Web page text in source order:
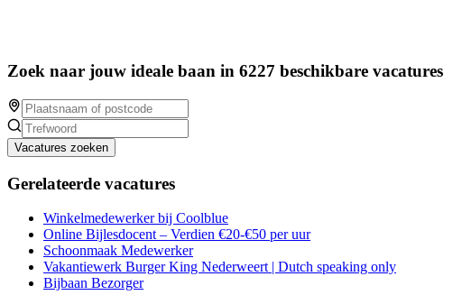
Zoek naar jouw ideale baan in 6227 beschikbare vacatures
Vacatures zoeken
Gerelateerde vacatures
Winkelmedewerker bij Coolblue
Online Bijlesdocent – Verdien €20-€50 per uur
Schoonmaak Medewerker
Vakantiewerk Burger King Nederweert | Dutch speaking only
Bijbaan Bezorger